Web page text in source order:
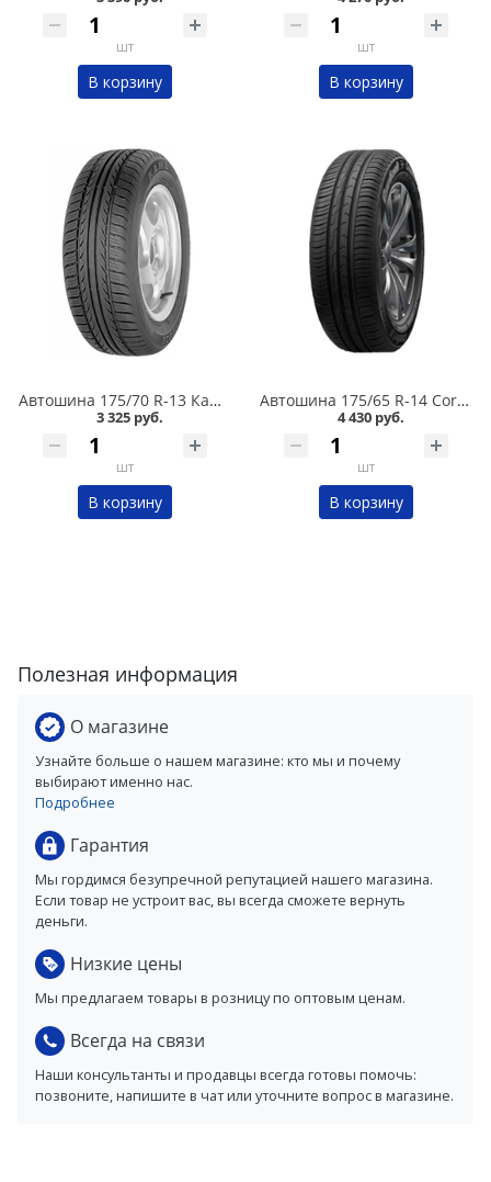
шт
В корзину
шт
В корзину
Автошина 175/70 R-13 Кама Breeze (НК-132) 82T в Омске
3 325 руб.
шт
В корзину
Автошина 175/65 R-14 Cordiant Comfort 2 86H в Омске
4 430 руб.
шт
В корзину
Полезная информация
О магазине
Узнайте больше о нашем магазине: кто мы и почему
выбирают именно нас.
Подробнее
Гарантия
Мы гордимся безупречной репутацией нашего магазина.
Если товар не устроит вас, вы всегда сможете вернуть
деньги.
Низкие цены
Мы предлагаем товары в розницу по оптовым ценам.
Всегда на связи
Наши консультанты и продавцы всегда готовы помочь:
позвоните, напишите в чат или уточните вопрос в магазине.